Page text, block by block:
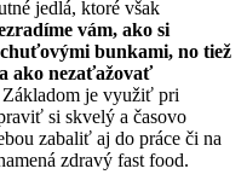
jedlá, ktoré však
vám, ako si
bunkami, no tiež
ako nezaťažovať
Základom je využiť pri
si skvelý a časovo
zabaliť aj do práce či na
zdravý fast food.